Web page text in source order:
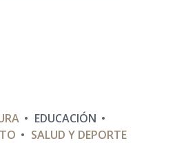
EDUCACIÓN
SALUD Y DEPORTE